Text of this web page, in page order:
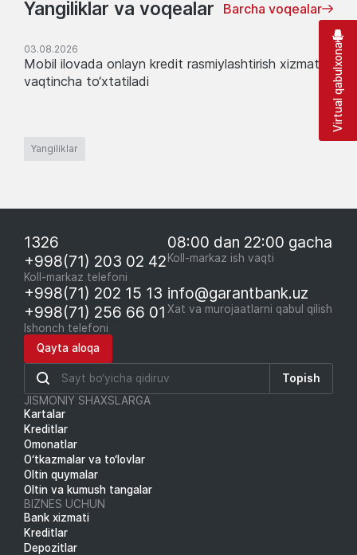
Yangiliklar va voqealar Barcha voqealar
03.08.2026
Mobil ilovada onlayn kredit rasmiylashtirish xizmati
vaqtincha to‘xtatiladi
Yangiliklar
1326
+998(71) 203 02 42
Koll-markaz telefoni
08:00 dan 22:00 gacha
Koll-markaz ish vaqti
+998(71) 202 15 13
+998(71) 256 66 01
Ishonch telefoni
info@garantbank.uz
Xat va murojaatlarni qabul qilish
Qayta aloqa
Topish
JISMONIY SHAXSLARGA
Kartalar
Kreditlar
Omonatlar
O‘tkazmalar va to‘lovlar
Oltin quymalar
Oltin va kumush tangalar
BIZNES UCHUN
Bank xizmati
Kreditlar
Depozitlar
Virtual qabulxona